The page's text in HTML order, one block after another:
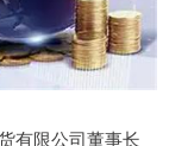
有限公司董事长